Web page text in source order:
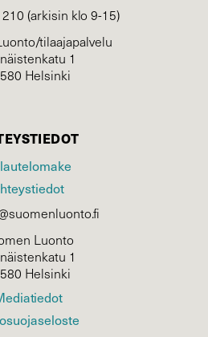
(arkisin klo 9-15)
tilaajapalvelu
1
Helsinki
Luonto
1
Helsinki